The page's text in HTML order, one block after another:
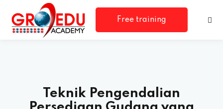
Free training
Teknik Pengendalian